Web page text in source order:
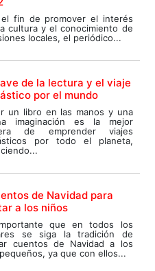
fin de promover el interés
cultura y el conocimiento de
locales, el periódico...
de la lectura y el viaje
por el mundo
un libro en las manos y una
imaginación es la mejor
de emprender viajes
por todo el planeta,
de Navidad para
a los niños
que en todos los
se siga la tradición de
cuentos de Navidad a los
ya que con ellos...